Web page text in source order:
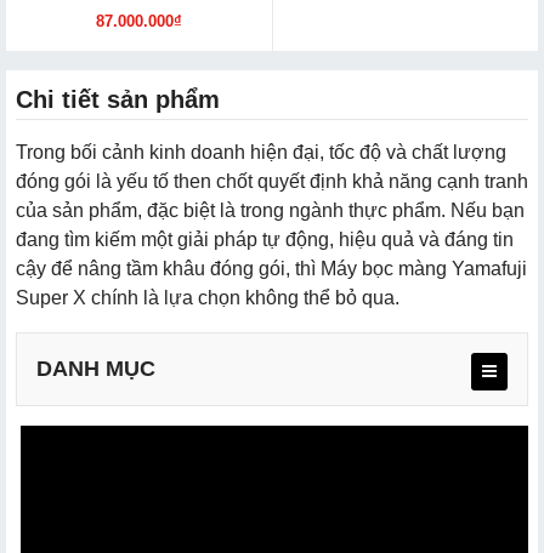
87.000.000₫
Chi tiết sản phẩm
Trong bối cảnh kinh doanh hiện đại, tốc độ và chất lượng
đóng gói là yếu tố then chốt quyết định khả năng cạnh tranh
của sản phẩm, đặc biệt là trong ngành thực phẩm. Nếu bạn
đang tìm kiếm một giải pháp tự động, hiệu quả và đáng tin
cậy để nâng tầm khâu đóng gói, thì Máy bọc màng Yamafuji
Super X chính là lựa chọn không thể bỏ qua.
DANH MỤC